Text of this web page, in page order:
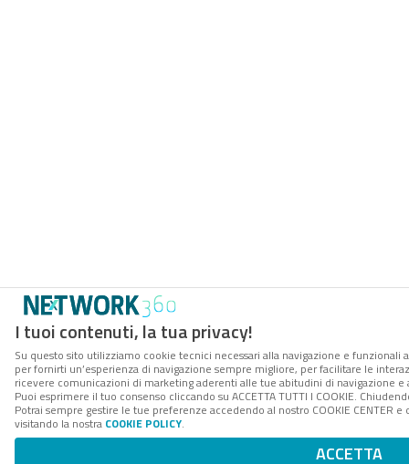
I tuoi contenuti, la tua privacy!
Su questo sito utilizziamo cookie tecnici necessari alla navigazione e funzionali
per fornirti un’esperienza di navigazione sempre migliore, per facilitare le
ricevere comunicazioni di marketing aderenti alle tue abitudini di navigazione e
Puoi esprimere il tuo consenso cliccando su ACCETTA TUTTI I COOKIE.
Potrai sempre gestire le tue preferenze accedendo al nostro COOKIE
visitando la nostra COOKIE POLICY.
ACCETTA